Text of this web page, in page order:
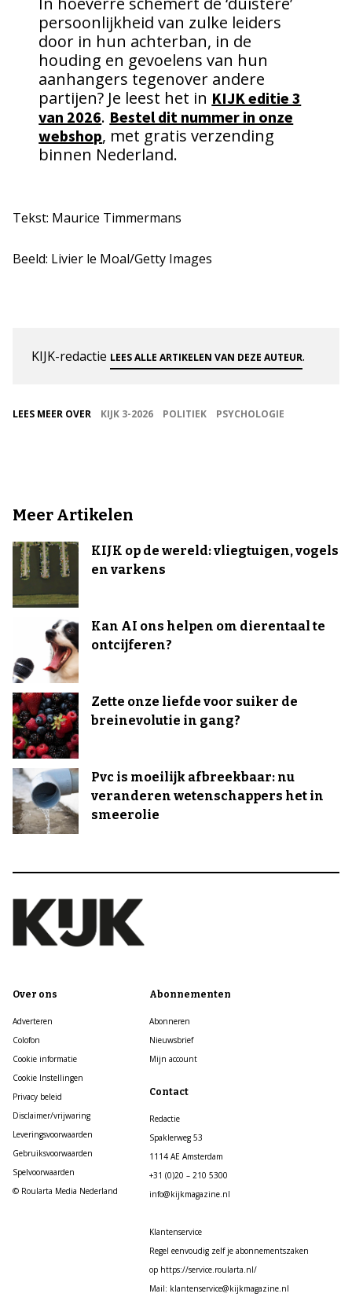
persoonlijkheid van zulke leiders
door in hun achterban, in de
houding en gevoelens van hun
aanhangers tegenover andere
partijen? Je leest het in KIJK editie 3
van 2026. Bestel dit nummer in onze
webshop, met gratis verzending
binnen Nederland.
Tekst: Maurice Timmermans
Beeld: Livier le Moal/Getty Images
KIJK-redactie LEES ALLE ARTIKELEN VAN DEZE AUTEUR.
LEES MEER OVER KIJK 3-2026 POLITIEK PSYCHOLOGIE
Meer Artikelen
KIJK op de wereld: vliegtuigen, vogels
en varkens
Kan AI ons helpen om dierentaal te
ontcijferen?
Zette onze liefde voor suiker de
breinevolutie in gang?
Pvc is moeilijk afbreekbaar: nu
veranderen wetenschappers het in
smeerolie
Over ons
Adverteren
Colofon
Cookie informatie
Cookie Instellingen
Privacy beleid
Disclaimer/vrijwaring
Leveringsvoorwaarden
Gebruiksvoorwaarden
Spelvoorwaarden
© Roularta Media Nederland
Abonnementen
Abonneren
Nieuwsbrief
Mijn account
Contact
Redactie
Spaklerweg 53
1114 AE Amsterdam
+31 (0)20 – 210 5300
info@kijkmagazine.nl
Klantenservice
Regel eenvoudig zelf je abonnementszaken
op https://service.roularta.nl/
Mail: klantenservice@kijkmagazine.nl